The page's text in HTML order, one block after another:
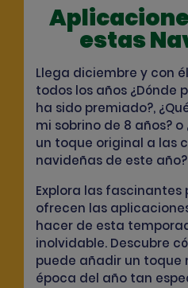
estas
Llega diciembre y con
todos los años ¿Dónde
ha sido premiado?,
mi sobrino de 8 años?
un toque original a las
navideñas de este año?
Explora las fascinantes
ofrecen las
hacer de esta
inolvidable. Descubre
puede añadir un toque
época del año tan